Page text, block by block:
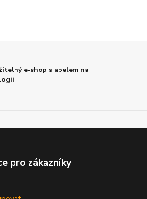
e-shop s apelem na
pro zákazníky